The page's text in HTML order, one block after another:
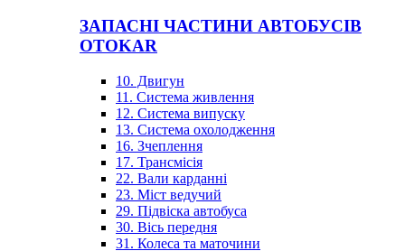
ЗАПАСНІ ЧАСТИНИ АВТОБУСІВ
OTOKAR
10. Двигун
11. Система живлення
12. Система випуску
13. Система охолодження
16. Зчеплення
17. Трансмісія
22. Вали карданні
23. Міст ведучий
29. Підвіска автобуса
30. Вісь передня
31. Колеса та маточини